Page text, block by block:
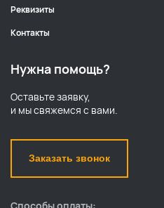
Нужна помощь?
Оставьте заявку,
и мы свяжемся с вами.
Заказать звонок
Реквизиты
Контакты